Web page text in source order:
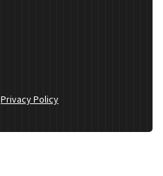
Privacy Policy